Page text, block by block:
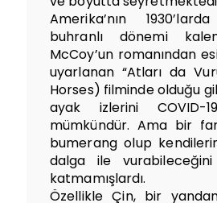
Amerika’nın
buhranlı dönemi
McCoy’un romanından
uyarlanan “Atları da
Horses) filminde olduğu
ayak izlerini COVID-
mümkündür. Ama bir
bumerang olup
dalga ile
katmamışlardı.
Özellikle Çin, bir